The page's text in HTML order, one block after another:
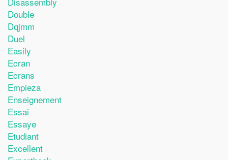
Double
Dqjmm
Duel
Easily
Ecran
Ecrans
Empieza
Enseignement
Essai
Essaye
Etudiant
Excellent